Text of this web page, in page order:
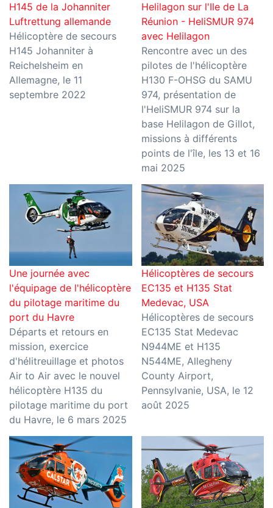
H145 de la Johanniter
Luftrettung allemande
Hélicoptère de secours
H145 Johanniter à
Reichelsheim en
Allemagne, le 11
septembre 2022
Helilagon sur l'Ile de La
Réunion - HeliSMUR 974
avec Helilagon
Rencontre avec un des
pilotes de l'hélicoptère
H130 F-OHSG du SAMU
974, présentation de
l'HeliSMUR 974 sur la
base Helilagon de Gillot,
missions à différents
points de l'île, les 13 et 16
mai 2025
Une journée avec
l'équipage de l'hélicoptère
du pilotage maritime du
port du Havre
Départs et retours en
mission, exercice
d'hélitreuillage et photos
Air to Air avec le nouvel
hélicoptère H135 du
pilotage maritime du port
du Havre, le 6 mars 2025
Hélicoptères de secours
EC135 et H135 Stat
Medevac, USA
Hélicoptères de secours
EC135 Stat Medevac
N944ME et H135
N544ME, Allegheny
County Airport,
Pennsylvanie, USA, le 12
août 2025